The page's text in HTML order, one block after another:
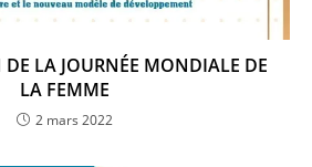
LA JOURNÉE MONDIALE DE
LA FEMME
2 mars 2022